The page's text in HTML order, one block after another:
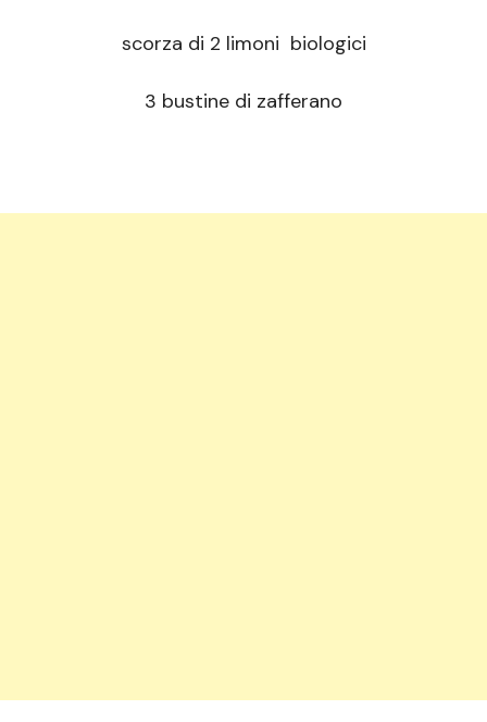
scorza di 2 limoni biologici
3 bustine di zafferano